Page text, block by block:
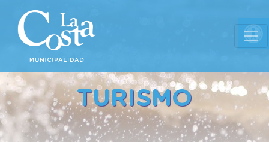
TURISMO